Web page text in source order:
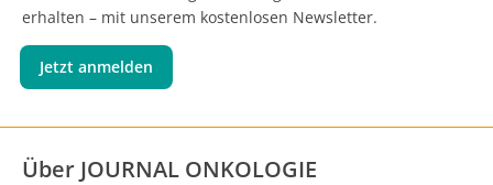
erhalten – mit unserem kostenlosen Newsletter.
Jetzt anmelden
Über JOURNAL ONKOLOGIE